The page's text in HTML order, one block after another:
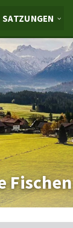
SATZUNGEN
Fischen